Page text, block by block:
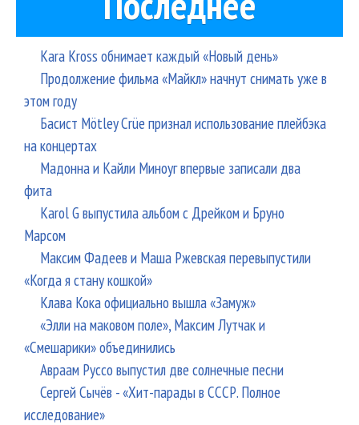
Kara Kross обнимает каждый «Новый день»
Продолжение фильма «Майкл» начнут снимать уже в
этом году
Басист Mötley Crüe признал использование плейбэка
на концертах
Мадонна и Кайли Миноуг впервые записали два
фита
Karol G выпустила альбом с Дрейком и Бруно
Марсом
Максим Фадеев и Маша Ржевская перевыпустили
«Когда я стану кошкой»
Клава Кока официально вышла «Замуж»
«Элли на маковом поле», Максим Лутчак и
«Смешарики» объединились
Авраам Руссо выпустил две солнечные песни
Сергей Сычёв - «Хит-парады в СССР. Полное
исследование»